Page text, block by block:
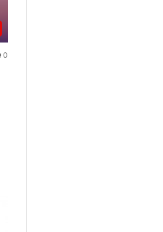
0